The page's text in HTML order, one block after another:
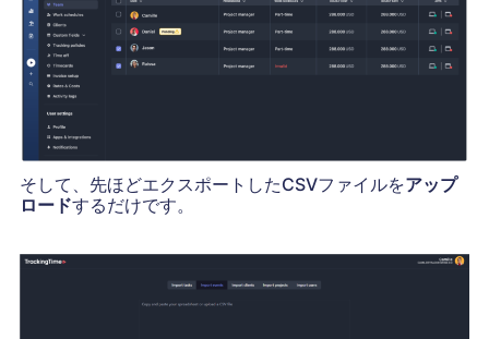
そして、先ほどエクスポートしたCSVファイルをアップ
ロードするだけです。